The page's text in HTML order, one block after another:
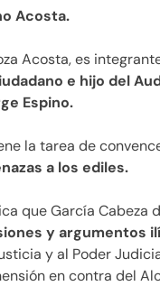
Acosta.
Acosta, es
e hijo del
Espino.
la tarea de
a los ediles.
que García Cabeza
y argumentos
y al Poder
en contra del